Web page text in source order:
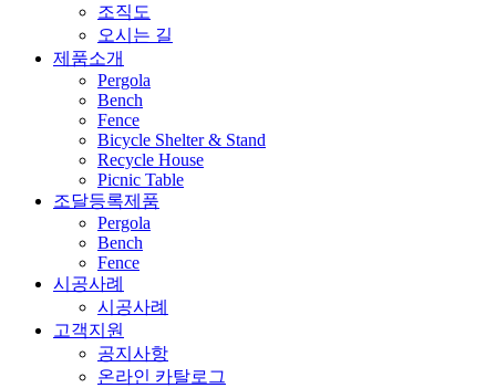
조직도
오시는 길
제품소개
Pergola
Bench
Fence
Bicycle Shelter & Stand
Recycle House
Picnic Table
조달등록제품
Pergola
Bench
Fence
시공사례
시공사례
고객지원
공지사항
온라인 카탈로그